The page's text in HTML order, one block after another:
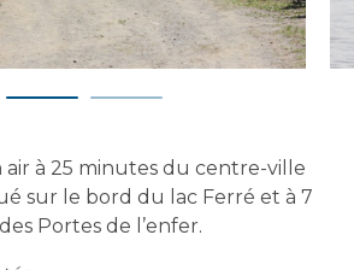
à 25 minutes du centre-ville
sur le bord du lac Ferré et à 7
Portes de l’enfer.